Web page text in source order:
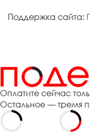
Поддержка сайта:
Оплатите сейчас
Остальное — тремя